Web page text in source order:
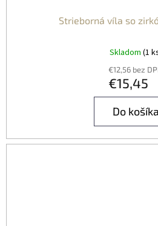
Strieborná víla so
Skladom (1
€12,56 bez
€15,45
Do košíka